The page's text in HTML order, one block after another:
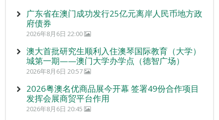
广东省在澳门成功发行25亿元离岸人民币地方政
府债券
2026年8月6日 22:00
澳大首批研究生顺利入住澳琴国际教育（大学）
城第一期——澳门大学办学点（德智广场）
2026年8月6日 20:57
2026粤澳名优商品展今开幕 签署49份合作项目
发挥会展商贸平台作用
2026年8月6日 20:45